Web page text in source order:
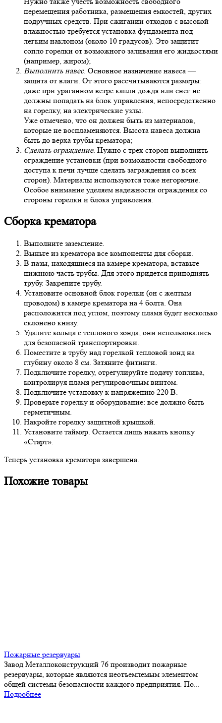
перемещения работника, размещения емкостей, других
подручных средств. При сжигании отходов с высокой
влажностью требуется установка фундамента под
легким наклоном (около 10 градусов). Это защитит
сопло горелки от возможного заливания его жидкостями
(например, жиром);
Выполнить навес. Основное назначение навеса —
защита от влаги. От этого рассчитываются размеры:
даже при ураганном ветре капли дождя или снег не
должны попадать на блок управления, непосредственно
на горелку, на электрические узлы.
Уже отмечено, что он должен быть из материалов,
которые не воспламеняются. Высота навеса должна
быть до верха трубы крематора;
Сделать ограждение. Нужно с трех сторон выполнить
ограждение установки (при возможности свободного
доступа к печи лучше сделать заграждения со всех
сторон). Материалы используются тоже негорючие.
Особое внимание уделяем надежности ограждения со
стороны горелки и блока управления.
Сборка крематора
Выполните заземление.
Выньте из крематора все компоненты для сборки.
В пазы, находящиеся на камере крематора, вставьте
нижнюю часть трубы. Для этого придется приподнять
трубу. Закрепите трубу.
Установите основной блок горелки (он с желтым
проводом) в камере крематора на 4 болта. Она
расположится под углом, поэтому пламя будет несколько
склонено книзу.
Удалите кольца с теплового зонда, они использовались
для безопасной транспортировки.
Поместите в трубу над горелкой тепловой зонд на
глубину около 8 см. Затяните фитинги.
Подключите горелку, отрегулируйте подачу топлива,
контролируя пламя регулировочным винтом.
Подключите установку к напряжению 220 В.
Проверьте горелку и оборудование: все должно быть
герметичным.
Накройте горелку защитной крышкой.
Установите таймер. Остается лишь нажать кнопку
«Старт».
Теперь установка крематора завершена.
Похожие товары
Пожарные резервуары
Завод Металлоконструкций 76 производит пожарные
резервуары, которые являются неотъемлемым элементом
общей системы безопасности каждого предприятия. По...
Подробнее